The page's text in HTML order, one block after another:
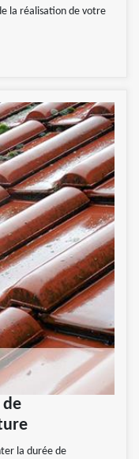
la réalisation de votre
la durée de